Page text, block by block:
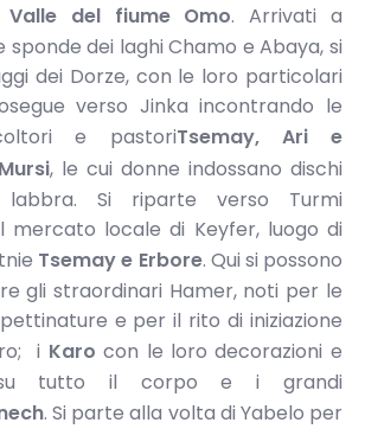
Valle del fiume Omo. Arrivati a
sponde dei laghi Chamo e Abaya, si
dei Dorze, con le loro particolari
verso Jinka incontrando le
e pastoriTsemay, Ari e
Mursi, le cui donne indossano dischi
labbra. Si riparte verso Turmi
mercato locale di Keyfer, luogo di
Tsemay e Erbore. Qui si possono
gli straordinari Hamer, noti per le
e per il rito di iniziazione
i Karo con le loro decorazioni e
su tutto il corpo e i grandi
. Si parte alla volta di Yabelo per